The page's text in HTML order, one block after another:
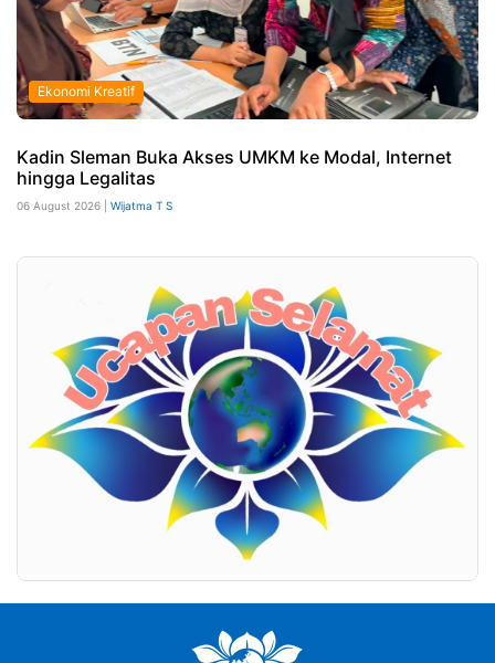
Ekonomi Kreatif
Kadin Sleman Buka Akses UMKM ke Modal, Internet
hingga Legalitas
06 August 2026 | Wijatma T S